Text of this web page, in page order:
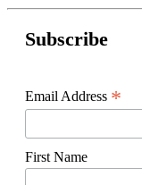
Subscribe
Email Address *
First Name